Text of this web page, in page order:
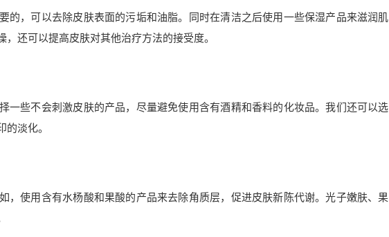
的，可以去除皮肤表面的污垢和油脂。同时在清洁之后使用一些保湿产品来滋润肌
还可以提高皮肤对其他治疗方法的接受度。
一些不会刺激皮肤的产品，尽量避免使用含有酒精和香料的化妆品。我们还可以选
淡化。
，使用含有水杨酸和果酸的产品来去除角质层，促进皮肤新陈代谢。光子嫩肤、果